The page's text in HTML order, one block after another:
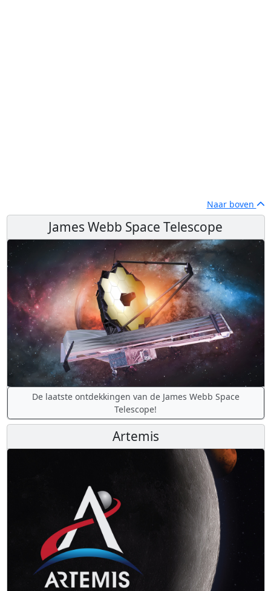
Naar boven
James Webb Space Telescope
De laatste ontdekkingen van de James Webb Space
Telescope!
Artemis